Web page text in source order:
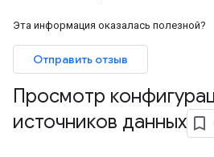
Эта информация оказалась полезной?
Отправить отзыв
Просмотр
источников данных